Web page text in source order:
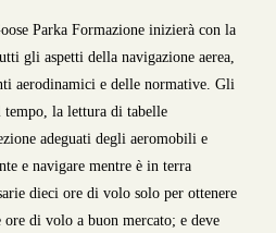
Parka Formazione inizierà con la
gli aspetti della navigazione aerea,
aerodinamici e delle normative. Gli
tempo, la lettura di tabelle
adeguati degli aeromobili e
e navigare mentre è in terra
dieci ore di volo solo per ottenere
di volo a buon mercato; e deve